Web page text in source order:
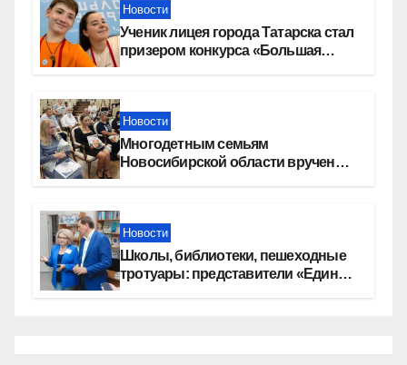
Новости
Ученик лицея города Татарска стал
призером конкурса «Большая
Новости
Многодетным семьям
Новосибирской области вручены
Новости
Школы, библиотеки, пешеходные
тротуары: представители «Единой